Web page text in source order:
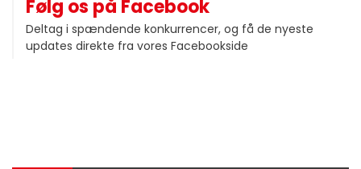
Følg os på Facebook
Deltag i spændende konkurrencer, og få de nyeste
updates direkte fra vores Facebookside